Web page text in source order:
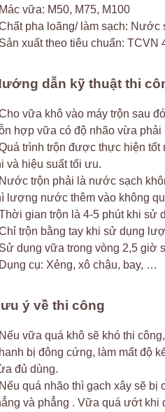
vữa: M50, M75, M100
pha loãng/ làm sạch: Nước
xuất theo tiêu chuẩn: TCVN
dẫn kỹ thuật thi
vữa khô vào máy trộn sau
hợp vữa có độ nhão vừa phải
trình trộn được thực hiện tốt
và hiệu suất tối ưu.
trộn phải là nước sạch
lượng nước thêm vào không
gian trộn là 4-5 phút khi sử
trộn bằng tay khi sử dụng
dụng vữa trong vòng 2,5 giờ
cụ: Xẻng, xô chậu, bay, …
ý về thi công
vữa quá khô sẽ khó thi
bị đông cứng, làm mất độ
đủ dùng.
quá nhão thì gạch xây sẽ
và phẳng . Vữa quá ướt khi